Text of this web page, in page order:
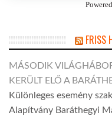
FRISS
MÁSODIK
KERÜLT ELŐ A
Különleges esemény
Alapítvány Baráthegyi